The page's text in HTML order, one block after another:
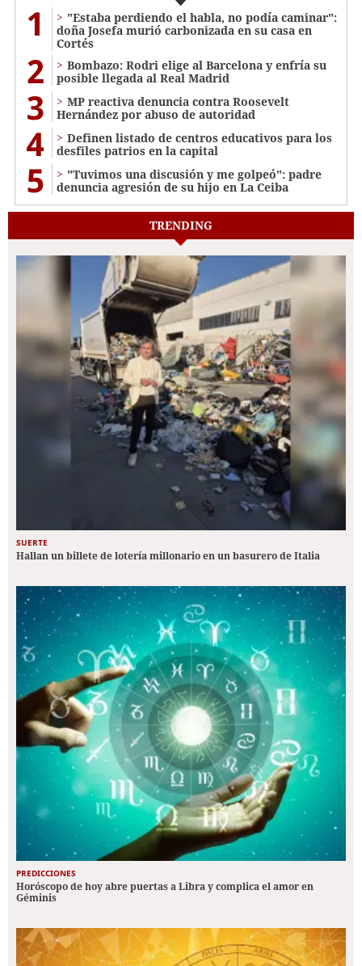
1
"Estaba perdiendo el habla, no podía caminar":
doña Josefa murió carbonizada en su casa en
Cortés
2
Bombazo: Rodri elige al Barcelona y enfría su
posible llegada al Real Madrid
3
MP reactiva denuncia contra Roosevelt
Hernández por abuso de autoridad
4
Definen listado de centros educativos para los
desfiles patrios en la capital
5
"Tuvimos una discusión y me golpeó": padre
denuncia agresión de su hijo en La Ceiba
TRENDING
SUERTE
Hallan un billete de lotería millonario en un basurero de Italia
PREDICCIONES
Horóscopo de hoy abre puertas a Libra y complica el amor en
Géminis